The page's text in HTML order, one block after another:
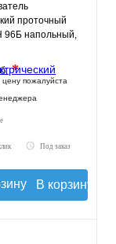
проточный
напольный,
*
пожалуйста
Под заказ
В корзину